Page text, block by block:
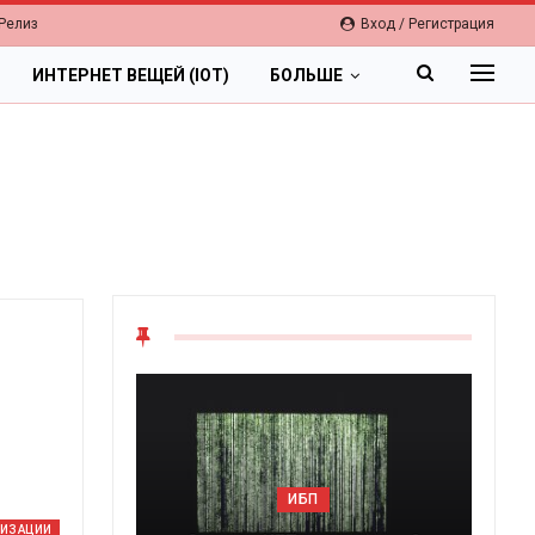
Вход / Регистрация
ИНТЕРНЕТ ВЕЩЕЙ (IOT) БОЛЬШЕ
ОБЛАКА
Цифровая экономика 2026.